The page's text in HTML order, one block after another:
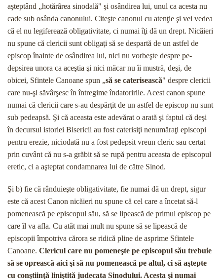
aşteptând „hotărârea sinodală" şi osândirea lui, unul ca acesta nu
cade sub osânda canonului. Citeşte canonul cu atenţie şi vei vedea
că el nu legiferează obligativitate, ci numai îţi dă un drept. Nicăieri
nu spune că clericii sunt obligaţi să se despartă de un astfel de
episcop înainte de osândirea lui, nici nu vorbeşte despre pe­
depsirea unora ca aceştia şi nici măcar nu îi mustră, deşi, de
obicei, Sfintele Canoane spun „să se cateri­sească" despre clericii
care nu-şi săvârşesc în între­gime îndatoririle. Acest canon spune
numai că clericii care s-au despărţit de un astfel de episcop nu sunt
sub pedeapsă. Şi că aceasta este adevărat o arată şi faptul că deşi
în decursul istoriei Bisericii au fost ca­terisiţi nenumăraţi episcopi
pentru erezie, niciodată nu a fost pedepsit vreun cleric sau certat
prin cuvânt că nu s-a grăbit să se rupă pentru aceasta de episco­pul
eretic, ci a aşteptat condamnarea lui de către Si­nod.
Şi b) fie că rânduieşte obligativitate, fie numai dă un drept, sigur
este că acest Canon nicăieri nu spune că cel care a încetat să-l
pomenească pe episcopul său, să se lipească de primul episcop pe
care îl va afla. Cu atât mai mult nu spune să se lipească de
episcopii împotriva cărora se ridică pline de asprime Sfintele
Canoane. Clericul care nu pomeneşte pe epis­copul său trebuie
să se oprească aici şi să nu po­menească pe altul, ci să aştepte
cu conştiinţă liniştită judecata Sinodului. Acesta şi numai